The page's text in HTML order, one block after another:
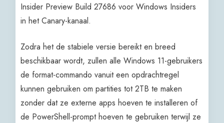
Insider Preview Build 27686 voor Windows Insiders
in het Canary-kanaal.
Zodra het de stabiele versie bereikt en breed
beschikbaar wordt, zullen alle Windows 11-gebruikers
de format-commando vanuit een opdrachtregel
kunnen gebruiken om partities tot 2TB te maken
zonder dat ze externe apps hoeven te installeren of
de PowerShell-prompt hoeven te gebruiken terwijl ze